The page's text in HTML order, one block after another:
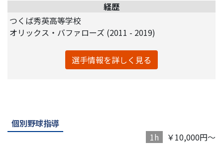
経歴
つくば秀英高等学校
オリックス・バファローズ (2011 - 2019)
選手情報を詳しく見る
個別野球指導
1h
￥10,000円～